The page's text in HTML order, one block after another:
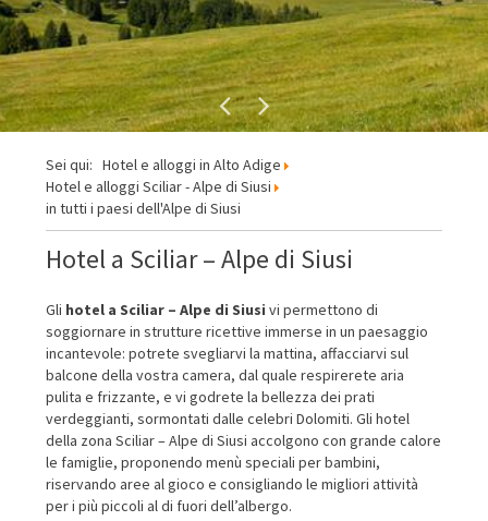
Sei qui: Hotel e alloggi in Alto Adige
Hotel e alloggi Sciliar - Alpe di Siusi
in tutti i paesi dell'Alpe di Siusi
Hotel a Sciliar – Alpe di Siusi
Gli hotel a Sciliar – Alpe di Siusi vi permettono di
soggiornare in strutture ricettive immerse in un paesaggio
incantevole: potrete svegliarvi la mattina, affacciarvi sul
balcone della vostra camera, dal quale respirerete aria
pulita e frizzante, e vi godrete la bellezza dei prati
verdeggianti, sormontati dalle celebri Dolomiti. Gli hotel
della zona Sciliar – Alpe di Siusi accolgono con grande calore
le famiglie, proponendo menù speciali per bambini,
riservando aree al gioco e consigliando le migliori attività
per i più piccoli al di fuori dell’albergo.